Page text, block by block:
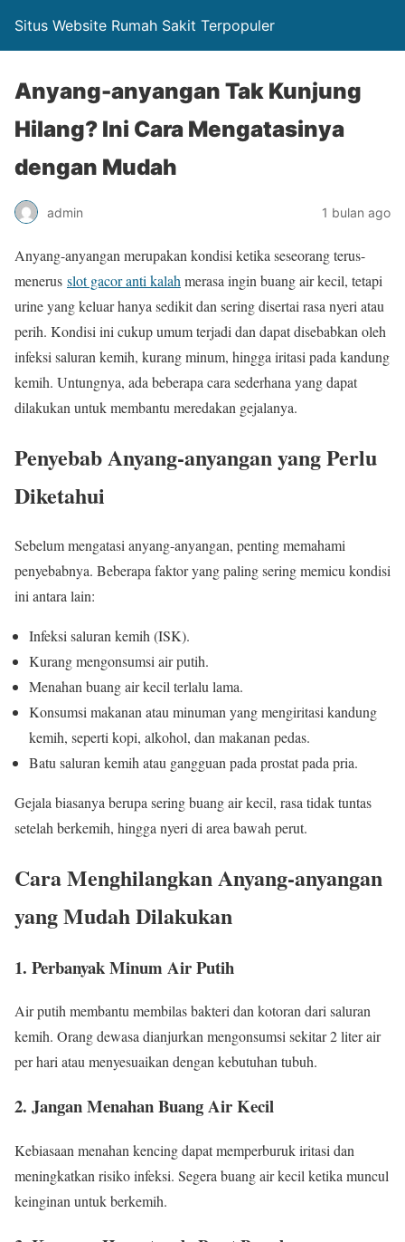
Situs Website Rumah Sakit Terpopuler
Anyang-anyangan Tak Kunjung
Hilang? Ini Cara Mengatasinya
dengan Mudah
admin 1 bulan ago
Anyang-anyangan merupakan kondisi ketika seseorang terus-
menerus slot gacor anti kalah merasa ingin buang air kecil, tetapi
urine yang keluar hanya sedikit dan sering disertai rasa nyeri atau
perih. Kondisi ini cukup umum terjadi dan dapat disebabkan oleh
infeksi saluran kemih, kurang minum, hingga iritasi pada kandung
kemih. Untungnya, ada beberapa cara sederhana yang dapat
dilakukan untuk membantu meredakan gejalanya.
Penyebab Anyang-anyangan yang Perlu
Diketahui
Sebelum mengatasi anyang-anyangan, penting memahami
penyebabnya. Beberapa faktor yang paling sering memicu kondisi
ini antara lain:
Infeksi saluran kemih (ISK).
Kurang mengonsumsi air putih.
Menahan buang air kecil terlalu lama.
Konsumsi makanan atau minuman yang mengiritasi kandung
kemih, seperti kopi, alkohol, dan makanan pedas.
Batu saluran kemih atau gangguan pada prostat pada pria.
Gejala biasanya berupa sering buang air kecil, rasa tidak tuntas
setelah berkemih, hingga nyeri di area bawah perut.
Cara Menghilangkan Anyang-anyangan
yang Mudah Dilakukan
1. Perbanyak Minum Air Putih
Air putih membantu membilas bakteri dan kotoran dari saluran
kemih. Orang dewasa dianjurkan mengonsumsi sekitar 2 liter air
per hari atau menyesuaikan dengan kebutuhan tubuh.
2. Jangan Menahan Buang Air Kecil
Kebiasaan menahan kencing dapat memperburuk iritasi dan
meningkatkan risiko infeksi. Segera buang air kecil ketika muncul
keinginan untuk berkemih.